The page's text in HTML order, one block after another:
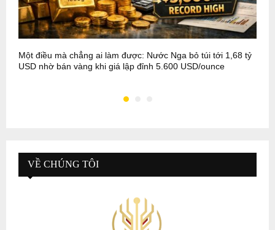
Một điều mà chẳng ai làm được: Nước Nga bỏ túi tới 1,68 tỷ
USD nhờ bán vàng khi giá lập đỉnh 5.600 USD/ounce
VỀ CHÚNG TÔI